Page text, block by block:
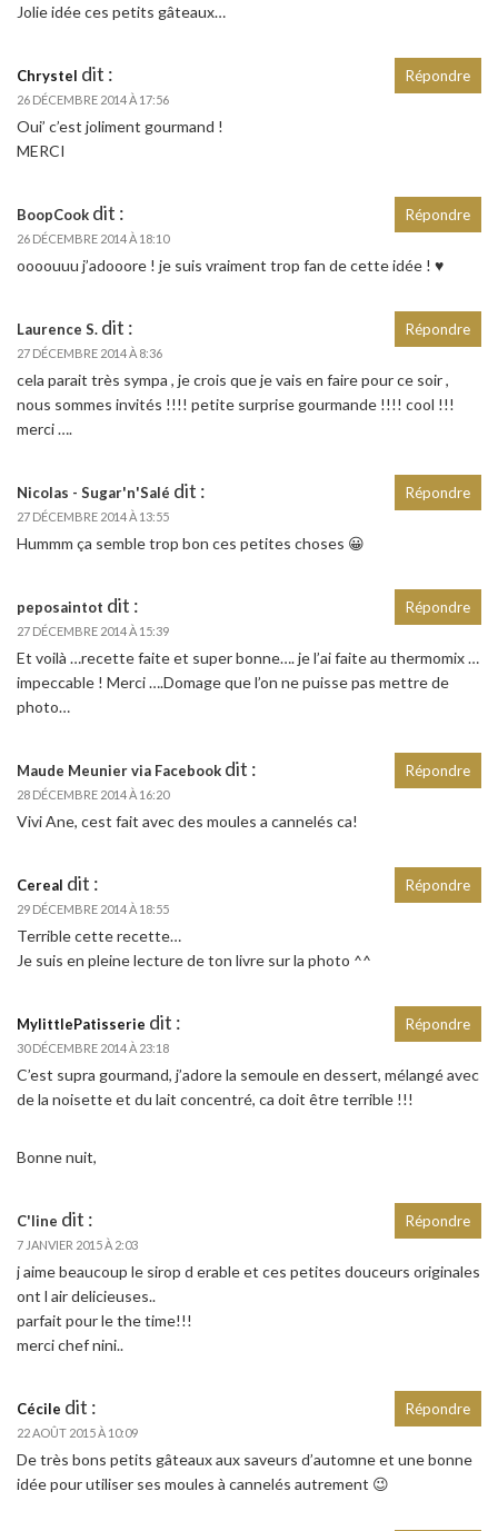
Jolie idée ces petits gâteaux…
Chrystel dit :
26 DÉCEMBRE 2014 À 17:56
Oui’ c’est joliment gourmand !
MERCI
Répondre
BoopCook dit :
26 DÉCEMBRE 2014 À 18:10
oooouuu j’adooore ! je suis vraiment trop fan de cette idée ! ♥
Répondre
Laurence S. dit :
27 DÉCEMBRE 2014 À 8:36
cela parait très sympa , je crois que je vais en faire pour ce soir ,
nous sommes invités !!!! petite surprise gourmande !!!! cool !!!
merci ….
Répondre
Nicolas - Sugar'n'Salé dit :
27 DÉCEMBRE 2014 À 13:55
Hummm ça semble trop bon ces petites choses 😀
Répondre
peposaintot dit :
27 DÉCEMBRE 2014 À 15:39
Et voilà …recette faite et super bonne…. je l’ai faite au thermomix …
impeccable ! Merci ….Domage que l’on ne puisse pas mettre de
photo…
Répondre
Maude Meunier via Facebook dit :
28 DÉCEMBRE 2014 À 16:20
Vivi Ane, cest fait avec des moules a cannelés ca!
Répondre
Cereal dit :
29 DÉCEMBRE 2014 À 18:55
Terrible cette recette…
Je suis en pleine lecture de ton livre sur la photo ^^
Répondre
MylittlePatisserie dit :
30 DÉCEMBRE 2014 À 23:18
C’est supra gourmand, j’adore la semoule en dessert, mélangé avec
de la noisette et du lait concentré, ca doit être terrible !!!
Bonne nuit,
Répondre
C'line dit :
7 JANVIER 2015 À 2:03
j aime beaucoup le sirop d erable et ces petites douceurs originales
ont l air delicieuses..
parfait pour le the time!!!
merci chef nini..
Répondre
Cécile dit :
22 AOÛT 2015 À 10:09
De très bons petits gâteaux aux saveurs d’automne et une bonne
idée pour utiliser ses moules à cannelés autrement 😉
Répondre